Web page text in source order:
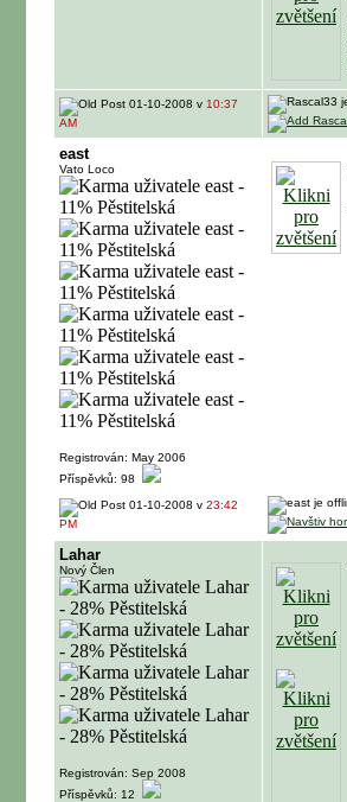
01-10-2008 v 10:37
AM
east
Vato Loco
Registrován: May 2006
Příspěvků: 98
01-10-2008 v 23:42
PM
Lahar
Nový Člen
Registrován: Sep 2008
Příspěvků: 12